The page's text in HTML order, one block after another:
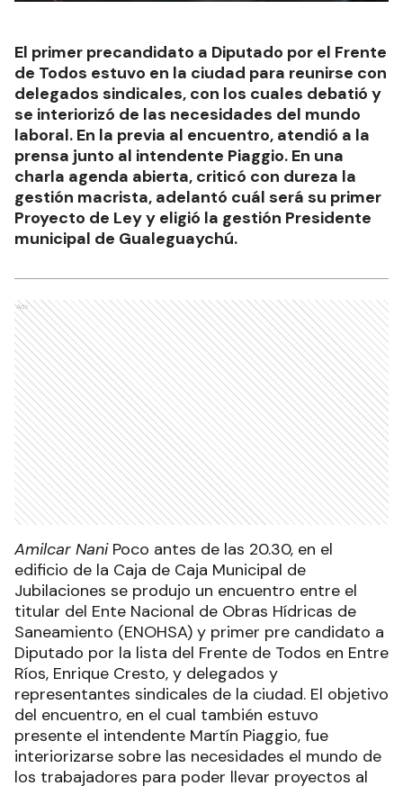
El primer precandidato a Diputado por el Frente
de Todos estuvo en la ciudad para reunirse con
delegados sindicales, con los cuales debatió y
se interiorizó de las necesidades del mundo
laboral. En la previa al encuentro, atendió a la
prensa junto al intendente Piaggio. En una
charla agenda abierta, criticó con dureza la
gestión macrista, adelantó cuál será su primer
Proyecto de Ley y eligió la gestión Presidente
municipal de Gualeguaychú.
Ads
Amilcar NaniPoco antes de las 20.30, en el
edificio de la Caja de Caja Municipal de
Jubilaciones se produjo un encuentro entre el
titular del Ente Nacional de Obras Hídricas de
Saneamiento (ENOHSA) y primer pre candidato a
Diputado por la lista del Frente de Todos en Entre
Ríos, Enrique Cresto, y delegados y
representantes sindicales de la ciudad. El objetivo
del encuentro, en el cual también estuvo
presente el intendente Martín Piaggio, fue
interiorizarse sobre las necesidades el mundo de
los trabajadores para poder llevar proyectos al